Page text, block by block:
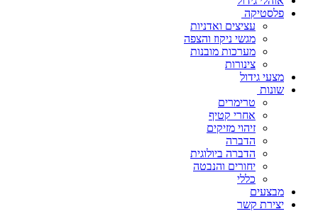
פלסטיקה
עציצים ואדניות
מגשי ניקוז והצפה
מערכות מובנות
צינורות
מצעי גידול
שונות
טרימרים
אחרי קטיף
זיהוי מזיקים
הדברה
הדברה ביולוגית
יחורים והנבטה
כללי
מבצעים
יצירת קשר